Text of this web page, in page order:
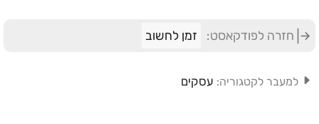
חזרה לפודקאסט: זמן לחשוב
למעבר לקטגוריה: עסקים